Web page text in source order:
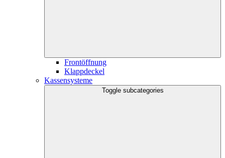
Frontöffnung
Klappdeckel
Kassensysteme
Toggle subcategories